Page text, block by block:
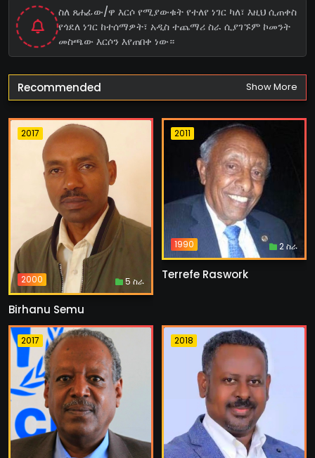
ስለ ጸሐፊው/ዋ እርሶ የሚያውቁት የተለየ ነገር ካለ፣ እዚህ ሲጠቀስ
የጎደለ ነገር ከተሰማዎት፣ አዲስ ተጨማሪ ስራ ሲያገኙም ኮመንት
መስጫው እርሶን እየጠበቀ ነው።
Recommended Show More
2017
2000 5 ስራ
Birhanu Semu
2011
1990 2 ስራ
Terrefe Raswork
2017 2018